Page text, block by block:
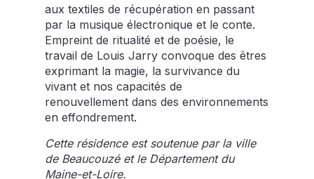
aux textiles de récupération en passant
par la musique électronique et le conte.
Empreint de ritualité et de poésie, le
travail de Louis Jarry convoque des êtres
exprimant la magie, la survivance du
vivant et nos capacités de
renouvellement dans des environnements
en effondrement.
Cette résidence est soutenue par la ville
de Beaucouzé et le Département du
Maine-et-Loire.